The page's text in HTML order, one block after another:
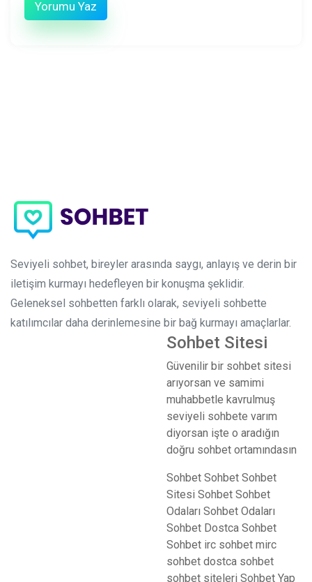
Seviyeli sohbet, bireyler arasında saygı, anlayış ve derin bir
iletişim kurmayı hedefleyen bir konuşma şeklidir.
Geleneksel sohbetten farklı olarak, seviyeli sohbette
katılımcılar daha derinlemesine bir bağ kurmayı amaçlarlar.
Sohbet Sitesi
Güvenilir bir sohbet sitesi
arıyorsan ve samimi
muhabbetle kavrulmuş
seviyeli sohbete varım
diyorsan işte o aradığın
doğru sohbet ortamındasın
Sohbet Sohbet Sohbet
Sitesi Sohbet Sohbet
Odaları Sohbet Odaları
Sohbet Dostca Sohbet
Sohbet irc sohbet mirc
sohbet dostca sohbet
sohbet siteleri Sohbet Yap